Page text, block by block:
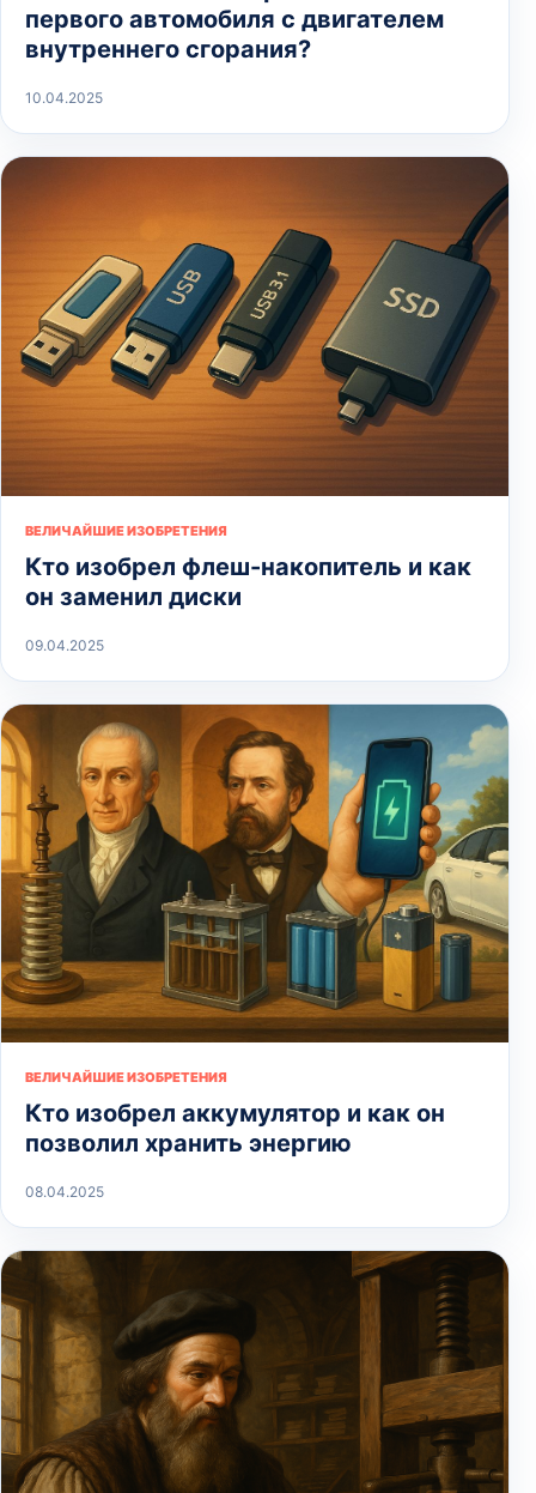
первого автомобиля с двигателем
внутреннего сгорания?
10.04.2025
ВЕЛИЧАЙШИЕ ИЗОБРЕТЕНИЯ
Кто изобрел флеш-накопитель и как
он заменил диски
09.04.2025
ВЕЛИЧАЙШИЕ ИЗОБРЕТЕНИЯ
Кто изобрел аккумулятор и как он
позволил хранить энергию
08.04.2025